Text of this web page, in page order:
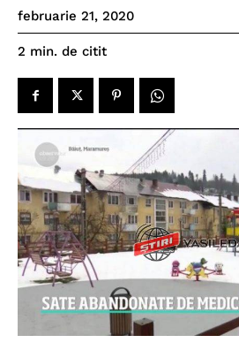
februarie 21, 2020
2 min. de citit